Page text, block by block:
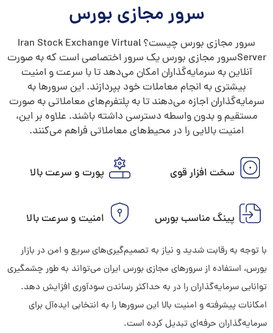
سرور مجازی بورس
سرور مجازی بورس چیست؟ Iran Stock Exchange Virtual
Serverسرور مجازی بورس یک سرور اختصاصی است که به صورت
آنلاین به سرمایه‌گذاران امکان می‌دهد تا با سرعت و امنیت
بیشتری به انجام معاملات خود بپردازند. این سرورها به
سرمایه‌گذاران اجازه می‌دهند تا به پلتفرم‌های معاملاتی به صورت
مستقیم و بدون واسطه دسترسی داشته باشند. علاوه بر این،
امنیت بالایی را در محیط‌های معاملاتی فراهم می‌کنند.
سخت افزار قوی پورت و سرعت بالا
پینگ مناسب بورس امنیت و سرعت بالا
با توجه به رقابت شدید و نیاز به تصمیم‌گیری‌های سریع و امن در بازار
بورس، استفاده از سرورهای مجازی بورس ایران می‌تواند به طور چشمگیری
توانایی سرمایه‌گذاران را در به حداکثر رساندن سودآوری افزایش دهد.
امکانات پیشرفته و امنیت بالا این سرورها را به انتخابی ایده‌آل برای
سرمایه‌گذاران حرفه‌ای تبدیل کرده است.